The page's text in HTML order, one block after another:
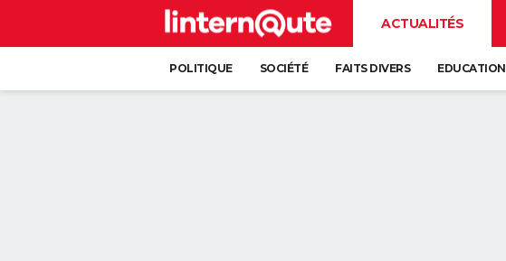
ACTUALITÉS
POLITIQUE SOCIÉTÉ FAITS DIVERS EDUCATION